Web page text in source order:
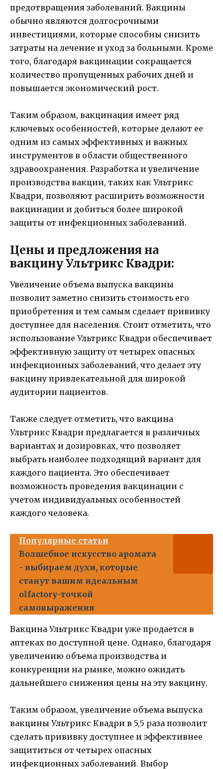
предотвращения заболеваний. Вакцины
обычно являются долгосрочными
инвестициями, которые способны снизить
затраты на лечение и уход за больными. Кроме
того, благодаря вакцинации сокращается
количество пропущенных рабочих дней и
повышается экономический рост.
Таким образом, вакцинация имеет ряд
ключевых особенностей, которые делают ее
одним из самых эффективных и важных
инструментов в области общественного
здравоохранения. Разработка и увеличение
производства вакцин, таких как Ультрикс
Квадри, позволяют расширить возможности
вакцинации и добиться более широкой
защиты от инфекционных заболеваний.
Цены и предложения на
вакцину Ультрикс Квадри:
Увеличение объема выпуска вакцины
позволит заметно снизить стоимость его
приобретения и тем самым сделает прививку
доступнее для населения. Стоит отметить, что
использование Ультрикс Квадри обеспечивает
эффективную защиту от четырех опасных
инфекционных заболеваний, что делает эту
вакцину привлекательной для широкой
аудитории пациентов.
Также следует отметить, что вакцина
Ультрикс Квадри предлагается в различных
вариантах и дозировках, что позволяет
выбрать наиболее подходящий вариант для
каждого пациента. Это обеспечивает
возможность проведения вакцинации с
учетом индивидуальных особенностей
каждого человека.
Популярные статьи
Волшебное искусство аромата
- выбираем духи, которые
станут вашим идеальным
olfactory-точкой
самовыражения
Вакцина Ультрикс Квадри уже продается в
аптеках по доступной цене. Однако, благодаря
увеличению объема производства и
конкуренции на рынке, можно ожидать
дальнейшего снижения цены на эту вакцину.
Таким образом, увеличение объема выпуска
вакцины Ультрикс Квадри в 5,5 раза позволит
сделать прививку доступнее и эффективнее
защититься от четырех опасных
инфекционных заболеваний. Выбор